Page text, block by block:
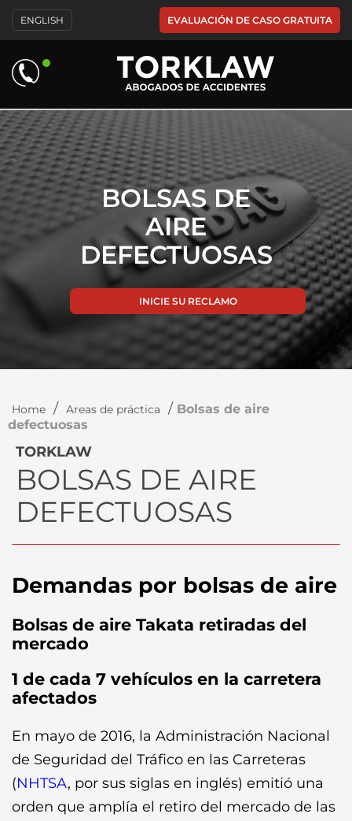
Please
note:
This
includes
an
system.
ENGLISH EVALUACIÓN DE CASO GRATUITA
BOLSAS DE
AIRE
DEFECTUOSAS
INICIE SU RECLAMO
Home / Areas de práctica / Bolsas de aire
defectuosas
TORKLAW
BOLSAS DE AIRE
DEFECTUOSAS
Demandas por bolsas de aire
Bolsas de aire Takata retiradas del
mercado
1 de cada 7 vehículos en la carretera
afectados
En mayo de 2016, la Administración Nacional
de Seguridad del Tráfico en las Carreteras
(NHTSA, por sus siglas en inglés) emitió una
orden que amplía el retiro del mercado de las